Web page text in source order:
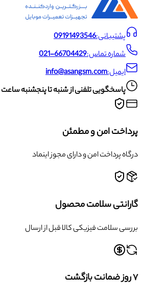
پشتیبانی:09191493546
شماره تماس:021-66704429
ایمیل:info@asangsm.com
پاسخگویی تلفنی از شنبه تا پنجشنبه ساعت ۱۰ الی ۱۹
پرداخت امن و مطمئن
درگاه پرداخت امن و دارای مجوز اینماد
گارانتی سلامت محصول
بررسی سلامت فیزیکی کالا قبل از ارسال
۷ روز ضمانت بازگشت